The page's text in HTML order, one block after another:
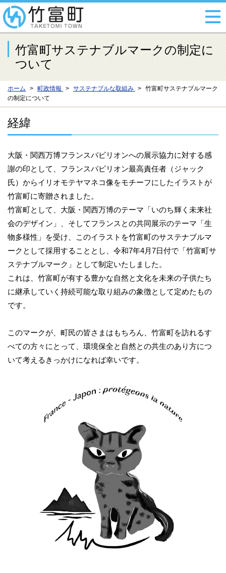
竹富町サステナブルマークの制定に
ついて
ホーム 町政情報 サステナブルな取組み
竹富町サステナブルマーク
の制定について
経緯
大阪・関西万博フランスパビリオンへの展示協力に対する感
謝の印として、フランスパビリオン最高責任者（ジャック
氏）からイリオモテヤマネコ像をモチーフにしたイラストが
竹富町に寄贈されました。
竹富町として、大阪・関西万博のテーマ「いのち輝く未来社
会のデザイン」、そしてフランスとの共同展示のテーマ「生
物多様性」を受け、このイラストを竹富町のサステナブルマ
ークとして採用することとし、令和7年4月7日付で「竹富町サ
ステナブルマーク」として制定いたしました。
これは、竹富町が有する豊かな自然と文化を未来の子供たち
に継承していく持続可能な取り組みの象徴として定めたもの
です。
このマークが、町民の皆さまはもちろん、竹富町を訪れるす
べての方々にとって、環境保全と自然との共生のあり方につ
いて考えるきっかけになれば幸いです。